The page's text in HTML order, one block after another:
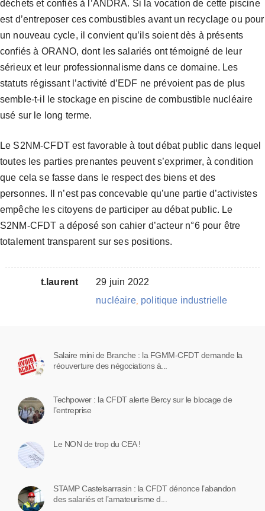
déchets et confiés à l’ANDRA. Si la vocation de cette piscine
est d’entreposer ces combustibles avant un recyclage ou pour
un nouveau cycle, il convient qu’ils soient dès à présents
confiés à ORANO, dont les salariés ont témoigné de leur
sérieux et leur professionnalisme dans ce domaine. Les
statuts régissant l’activité d’EDF ne prévoient pas de plus
semble-t-il le stockage en piscine de combustible nucléaire
usé sur le long terme.
Le S2NM-CFDT est favorable à tout débat public dans lequel
toutes les parties prenantes peuvent s’exprimer, à condition
que cela se fasse dans le respect des biens et des
personnes. Il n’est pas concevable qu’une partie d’activistes
empêche les citoyens de participer au débat public. Le
S2NM-CFDT a déposé son cahier d’acteur n°6 pour être
totalement transparent sur ses positions.
t.laurent
29 juin 2022
nucléaire, politique industrielle
Salaire mini de Branche : la FGMM-CFDT demande la
réouverture des négociations à...
Techpower : la CFDT alerte Bercy sur le blocage de
l’entreprise
Le NON de trop du CEA !
STAMP Castelsarrasin : la CFDT dénonce l’abandon
des salariés et l’amateurisme d...